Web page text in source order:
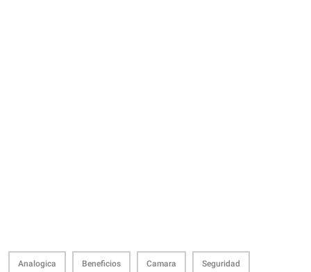
Analogica Beneficios Camara Seguridad